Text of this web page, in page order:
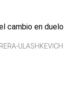
ULASHKEVICH